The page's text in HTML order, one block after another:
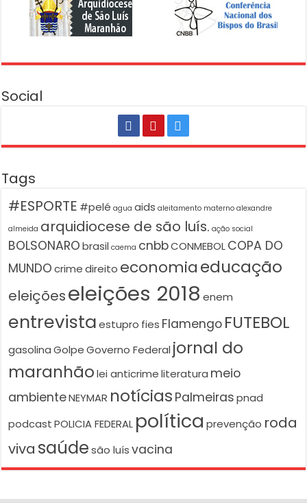
Social
Tags
#ESPORTE #pelé agua aids aleitamento materno alexandre
almeida arquidiocese de são luís. ação social
BOLSONARO brasil caema cnbbCONMEBOLCOPA DO
MUNDO crime direito economiaeducação
eleiçõeseleições 2018 enem
entrevista estupro fies Flamengo FUTEBOL
gasolina Golpe Governo Federal jornal do
maranhão lei anticrime literatura meio
ambienteNEYMAR notícias Palmeiras pnad
podcast POLICIA FEDERAL política prevenção roda
viva saúde são luís vacina